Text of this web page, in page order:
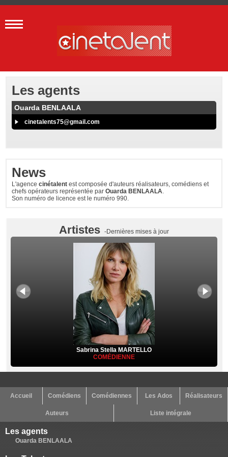
News
L'agencecinétalent est composée d'auteurs réalisateurs, comédiens et
chefs opérateurs représentée parOuarda BENLAALA.
Son numéro de licence est le numéro 990.
Les agents
Ouarda BENLAALA
cinetalents75@gmail.com
Artistes -Dernières mises à jour
Sabrina Stella MARTELLO
COMÉDIENNE
Accueil Comédiens Comédiennes Les Ados Réalisateurs
Auteurs Liste intégrale
Les agents
Ouarda BENLAALA